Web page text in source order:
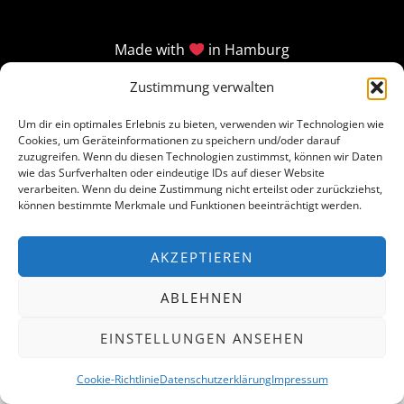
Zustimmung verwalten
Um dir ein optimales Erlebnis zu bieten, verwenden wir Technologien wie
Cookies, um Geräteinformationen zu speichern und/oder darauf
zuzugreifen. Wenn du diesen Technologien zustimmst, können wir Daten
wie das Surfverhalten oder eindeutige IDs auf dieser Website
verarbeiten. Wenn du deine Zustimmung nicht erteilst oder zurückziehst,
können bestimmte Merkmale und Funktionen beeinträchtigt werden.
AKZEPTIEREN
ABLEHNEN
EINSTELLUNGEN ANSEHEN
Cookie-RichtlinieDatenschutzerklärungImpressum
Made with in Hamburg